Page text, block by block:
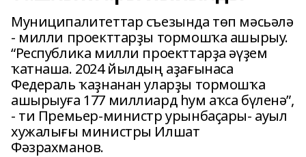
Муниципалитеттар съезында төп мәсьәлә
- милли проекттарҙы тормошҡа ашырыу.
“Республика милли проекттарҙа әүҙем
ҡатнаша. 2024 йылдың аҙағынаса
Федераль ҡаҙнанан уларҙы тормошҡа
ашырыуға 177 миллиард һум аҡса бүленә”,
- ти Премьер-министр урынбаҫары- ауыл
хужалығы министры Илшат
Фәзрахманов.